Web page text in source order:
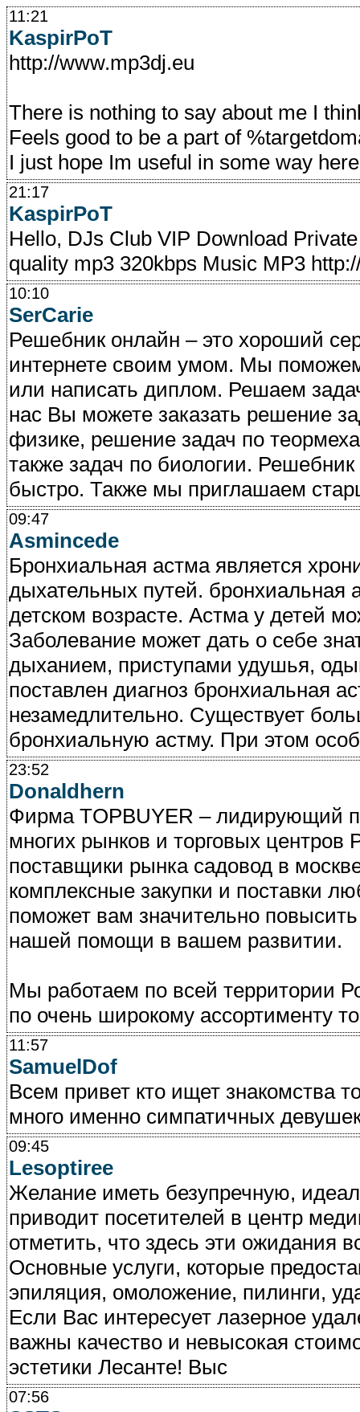
11:21
KaspirPoT
http://www.mp3dj.eu
There is nothing to say about me I
Feels good to be a part of
I just hope Im useful in some way
21:17
KaspirPoT
Hello, DJs Club VIP Download
quality mp3 320kbps Music MP3
10:10
SerCarie
Решебник онлайн – это хороший
интернете своим умом. Мы
или написать диплом. Решаем
нас Вы можете заказать решение
физике, решение задач по
также задач по биологии.
быстро. Также мы приглашаем
09:47
Asmincede
Бронхиальная астма является
дыхательных путей. бронхиальная
детском возрасте. Астма у детей
Заболевание может дать о себе
дыханием, приступами удушья,
поставлен диагноз бронхиальная
незамедлительно. Существует
бронхиальную астму. При этом
23:52
Donaldhern
Фирма TOPBUYER – лидирующий
многих рынков и торговых
поставщики рынка садовод в
комплексные закупки и поставки
поможет вам значительно
нашей помощи в вашем развитии.
Мы работаем по всей территории
по очень широкому ассортименту
11:57
SamuelDof
Всем привет кто ищет знакомства
много именно симпатичных
09:45
Lesoptiree
Желание иметь безупречную,
приводит посетителей в центр
отметить, что здесь эти ожидания
Основные услуги, которые
эпиляция, омоложение, пилинги,
Если Вас интересует лазерное
важны качество и невысокая
эстетики Лесанте! Выс
07:56